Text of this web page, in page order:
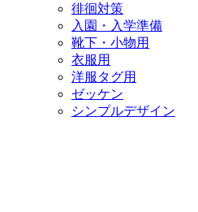
徘徊対策
入園・入学準備
靴下・小物用
衣服用
洋服タグ用
ゼッケン
シンプルデザイン